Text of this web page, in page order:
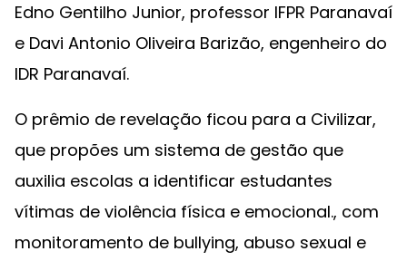
Edno Gentilho Junior, professor IFPR Paranavaí
e Davi Antonio Oliveira Barizão, engenheiro do
IDR Paranavaí.
O prêmio de revelação ficou para a Civilizar,
que propões um sistema de gestão que
auxilia escolas a identificar estudantes
vítimas de violência física e emocional., com
monitoramento de bullying, abuso sexual e